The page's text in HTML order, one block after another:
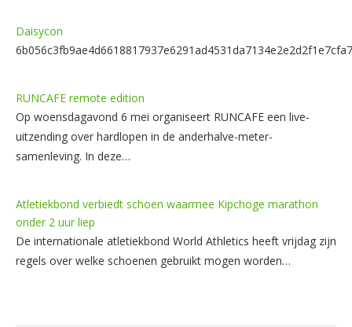
Daisycon
RUNCAFE remote edition
Op woensdagavond 6 mei organiseert RUNCAFE een live-
uitzending over hardlopen in de anderhalve-meter-
samenleving. In deze…
Atletiekbond verbiedt schoen waarmee Kipchoge marathon
onder 2 uur liep
De internationale atletiekbond World Athletics heeft vrijdag zijn
regels over welke schoenen gebruikt mogen worden…